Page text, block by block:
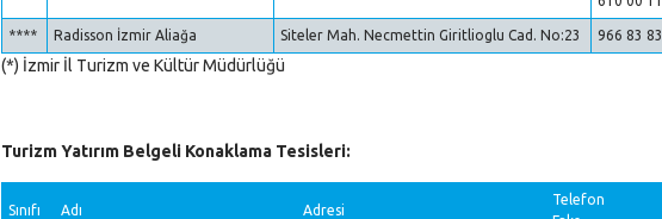
**** Radisson İzmir Aliağa Siteler Mah. Necmettin Giritlioglu Cad. No:23 966 83 83
(*) İzmir İl Turizm ve Kültür Müdürlüğü
Turizm Yatırım Belgeli Konaklama Tesisleri:
Sınıfı Adı Adresi
Telefon